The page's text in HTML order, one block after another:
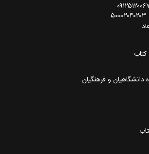
۵۰۰۰۲۰۴۰۲۰۳
و فرهنگیان